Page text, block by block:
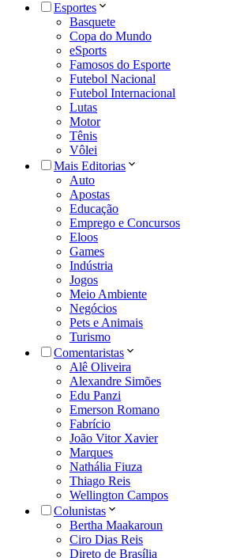
Esportes
Basquete
Copa do Mundo
eSports
Famosos do Esporte
Futebol Nacional
Futebol Internacional
Lutas
Motor
Tênis
Vôlei
Mais Editorias
Auto
Apostas
Educação
Emprego e Concursos
Eloos
Games
Indústria
Jogos
Meio Ambiente
Negócios
Pets e Animais
Turismo
Comentaristas
Alê Oliveira
Alexandre Simões
Edu Panzi
Emerson Romano
Fabrício
João Vitor Xavier
Marques
Nathália Fiuza
Thiago Reis
Wellington Campos
Colunistas
Bertha Maakaroun
Ciro Dias Reis
Direto de Brasília